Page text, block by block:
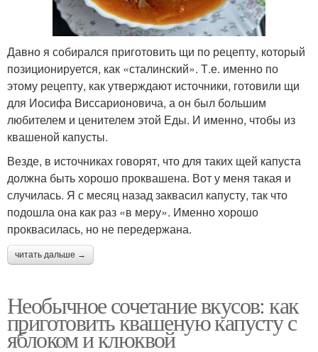
Давно я собирался приготовить щи по рецепту, который
позиционируется, как «сталинский». Т.е. именно по
этому рецепту, как утверждают источники, готовили щи
для Иосифа Виссарионовича, а он был большим
любителем и ценителем этой Еды. И именно, чтобы из
квашеной капусты.
Везде, в источниках говорят, что для таких щей капуста
должна быть хорошо проквашена. Вот у меня такая и
случилась. Я с месяц назад заквасил капусту, так что
подошла она как раз «в меру». Именно хорошо
проквасилась, но не передержана.
читать дальше →
Необычное сочетание вкусов: как
приготовить квашеную капусту с
яблоком и клюквой